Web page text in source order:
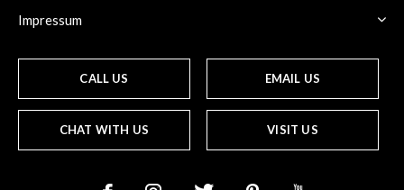
Impressum
CALL US EMAIL US
CHAT WITH US VISIT US